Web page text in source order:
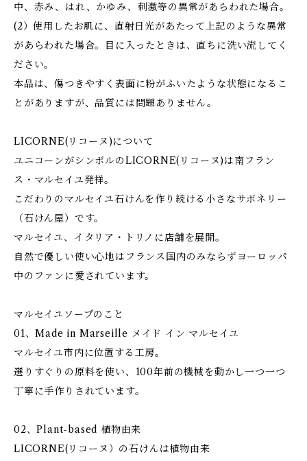
中、赤み、はれ、かゆみ、刺激等の異常があらわれた場合。
(2）使用したお肌に、直射日光があたって上記のような異常
があらわれた場合。目に入ったときは、直ちに洗い流してく
ださい。
本品は、傷つきやすく表面に粉がふいたような状態になるこ
とがありますが、品質には問題ありません。
LICORNE(リコーヌ)について
ユニコーンがシンボルのLICORNE(リコーヌ)は南フラン
ス・マルセイユ発祥。
こだわりのマルセイユ石けんを作り続ける小さなサボネリー
（石けん屋）です。
マルセイユ、イタリア・トリノに店舗を展開。
自然で優しい使い心地はフランス国内のみならずヨーロッパ
中のファンに愛されています。
マルセイユソープのこと
01、Made in Marseille メイド イン マルセイユ
マルセイユ市内に位置する工房。
選りすぐりの原料を使い、100年前の機械を動かし一つ一つ
丁寧に手作りされています。
02、Plant-based 植物由来
LICORNE(リコーヌ）の石けんは植物由来